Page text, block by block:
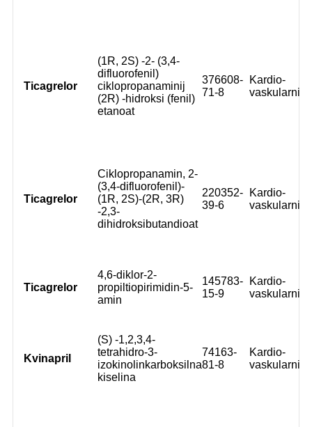
Ticagrelor
(1R, 2S) -2- (3,4-
difluorofenil)
ciklopropanaminij
(2R) -hidroksi (fenil)
etanoat
376608-
71-8
Kardio-
vaskularni
Ticagrelor
Ciklopropanamin, 2-
(3,4-difluorofenil)-
(1R, 2S)-(2R, 3R)
-2,3-
dihidroksibutandioat
220352-
39-6
Kardio-
vaskularni
Ticagrelor
4,6-diklor-2-
propiltiopirimidin-5-
amin
145783-
15-9
Kardio-
vaskularni
Kvinapril
(S) -1,2,3,4-
tetrahidro-3-
izokinolinkarboksilna
kiselina
74163-
81-8
Kardio-
vaskularni